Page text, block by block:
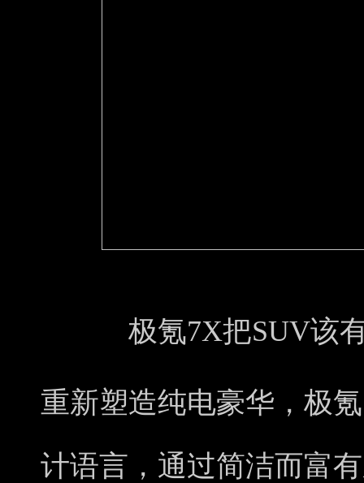
极氪7X把SUV该
重新塑造纯电豪华，极
计语言，通过简洁而富